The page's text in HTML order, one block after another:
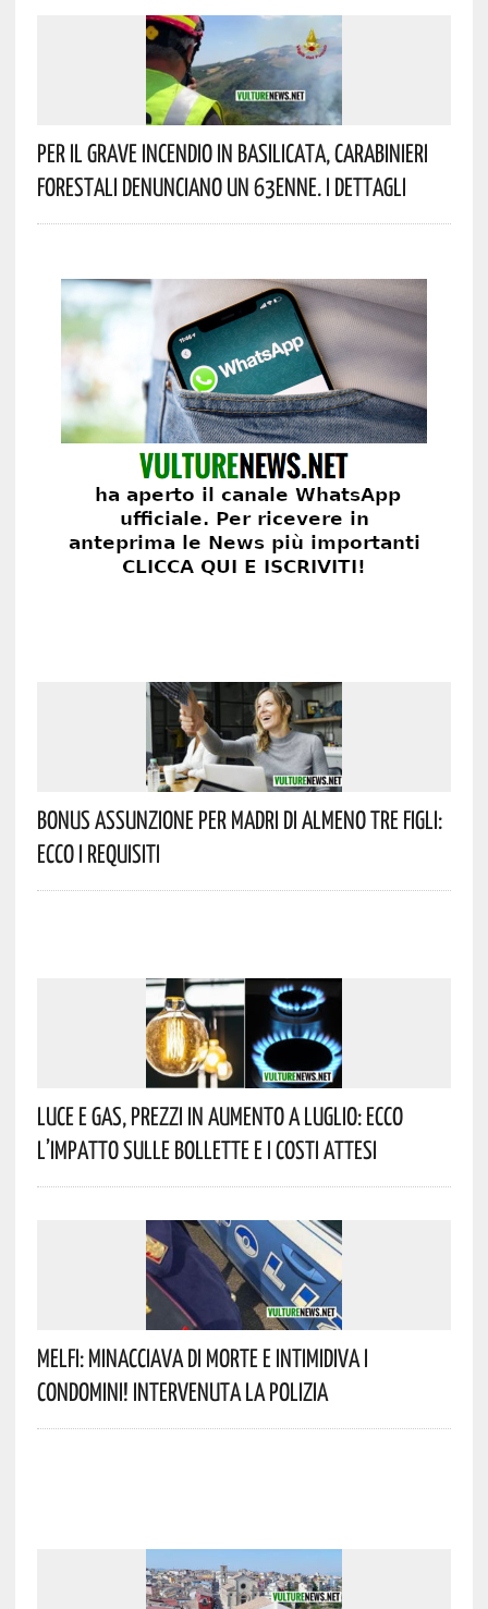
Per Il Grave Incendio In Basilicata, Carabinieri
Forestali Denunciano Un 63enne. I Dettagli
Bonus Assunzione Per Madri Di Almeno Tre Figli:
Ecco I Requisiti
Luce E Gas, Prezzi In Aumento A Luglio: Ecco
L’impatto Sulle Bollette E I Costi Attesi
Melfi: Minacciava Di Morte E Intimidiva I
Condomini! Intervenuta La Polizia